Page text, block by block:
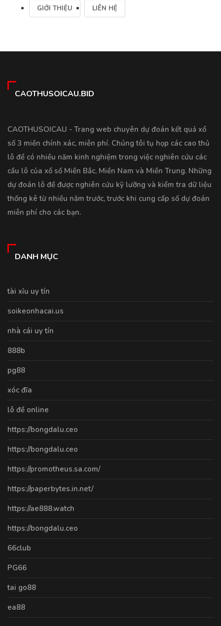
GIỚI THIỆU LIÊN HỆ
CAOTHUSOICAU.BID
CAOTHUSOICAU - Trang web chuyên dự đoán kết quả xổ
số 3 miền chính xác, miễn phí. Chúng tôi tụ họp các cao thủ
lô đề có nhiều năm kinh nghiệm trong việc nghiên cứu các
cầu lô của xổ số Miền Bắc, Miền Nam và Miền Trung. Những
dự đoán lô đề được nghiên cứu kỹ lưỡng và kiểm tra dữ liệu
thống kê từ nhiều năm trước, trước khi cung cấp số dự đoán
miễn phí cho các bạn.
DANH MỤC
tài xỉu uy tín
soikeonhacai.us
nhà cái uy tín
888b
pg88
xóc đĩa
lô đề online
https://bongdalu.ceo
https://bongdalu.ceo
https://promotheus.sa.com/
https://paperbytes.in.net/
https://ae888.watch
https://bongdalu.ceo
66club
PG66
tai go88
ea88